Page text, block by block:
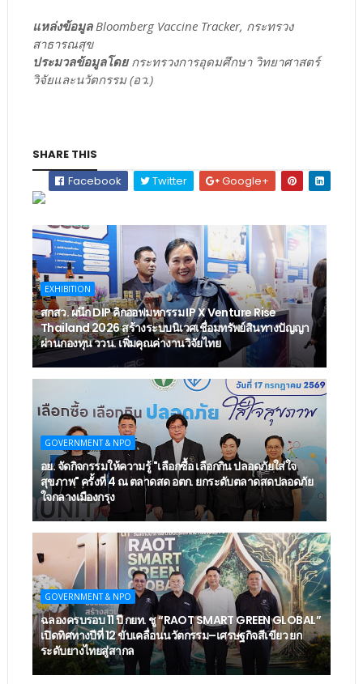
แหล่งข้อมูลBloomberg Vaccine Tracker, กระทรวง
สาธารณสุข
ประมวลข้อมูลโดยกระทรวงการอุดมศึกษา วิทยาศาสตร์
วิจัยและนวัตกรรม (อว.)
SHARE THIS
Facebook
Twitter Google+
EXHIBITION
สกสว. ผนึก DIP คิกออฟมหกรรม IP X Venture Rise
Thailand 2026 สร้างระบบนิเวศเชื่อมทรัพย์สินทางปัญญา
ผ่านกองทุน ววน. เพิ่มคุณค่างานวิจัยไทย
GOVERNMENT & NPO
อย. จัดกิจกรรมให้ความรู้ "เลือกซื้อ เลือกกิน ปลอดภัยใส่ใจ
สุขภาพ" ครั้งที่ 4 ณ ตลาดสด อตก. ยกระดับตลาดสดปลอดภัย
ใจกลางเมืองกรุง
GOVERNMENT & NPO
ฉลองครบรอบ 11 ปี กยท. ชู “RAOT SMART GREEN GLOBAL”
เปิดทิศทางปีที่ 12 ขับเคลื่อนนวัตกรรม–เศรษฐกิจสีเขียว ยก
ระดับยางไทยสู่สากล